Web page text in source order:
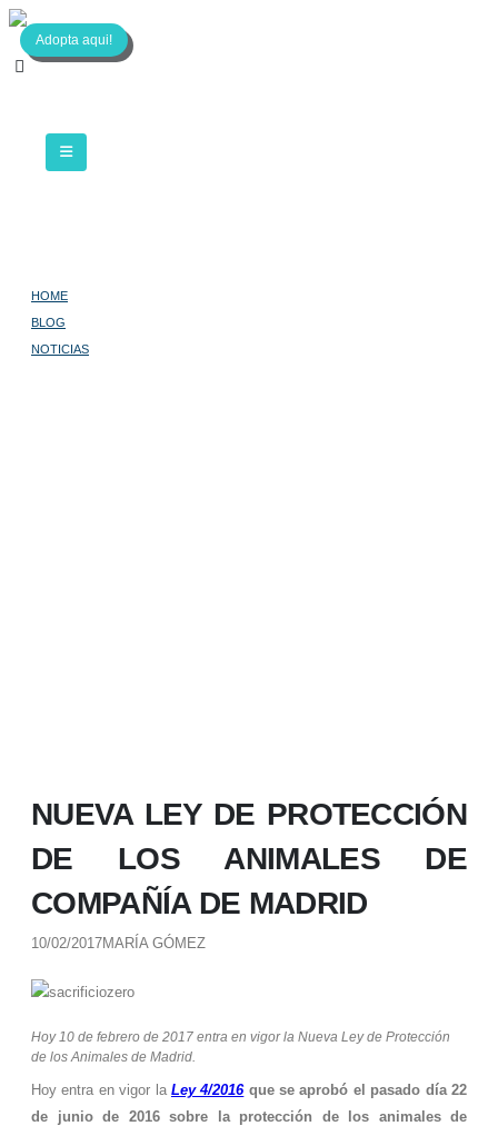
Adopta aqui!
HOME
BLOG
NOTICIAS
NUEVA LEY DE PROTECCIÓN
DE LOS ANIMALES DE
COMPAÑÍA DE MADRID
10/02/2017MARÍA GÓMEZ
Hoy 10 de febrero de 2017 entra en vigor la Nueva Ley de Protección
de los Animales de Madrid.
Hoy entra en vigor la Ley 4/2016que se aprobó el pasado día 22
de junio de 2016 sobre la protección de los animales de